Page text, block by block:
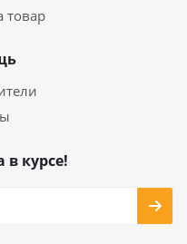
товар
в курсе!